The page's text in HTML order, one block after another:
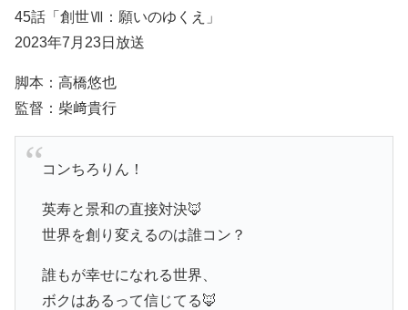
45話「創世Ⅶ：願いのゆくえ」
2023年7月23日放送
脚本：高橋悠也
監督：柴﨑貴行
コンちろりん！
英寿と景和の直接対決🦊
世界を創り変えるのは誰コン？
誰もが幸せになれる世界、
ボクはあるって信じてる🦊